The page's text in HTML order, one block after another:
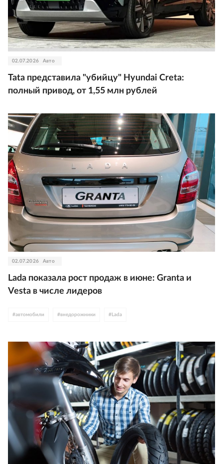
02.07.2026 Авто
Tata представила "убийцу" Hyundai Creta:
полный привод, от 1,55 млн рублей
02.07.2026 Авто
Lada показала рост продаж в июне: Granta и
Vesta в числе лидеров
#автомобили #внедорожники # Lada